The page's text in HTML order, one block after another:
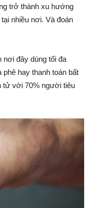
trở thành xu hướng
nhiều nơi. Và đoán
nơi đây dùng tối đa
hay thanh toán bất
tử với 70% người tiêu